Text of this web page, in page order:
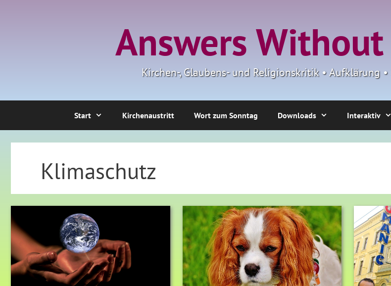
Answers
Kirchen-, Glaubens- und Religionskritik • Aufklärung
Start Kirchenaustritt Wort zum Sonntag Downloads Interaktiv
Klimaschutz